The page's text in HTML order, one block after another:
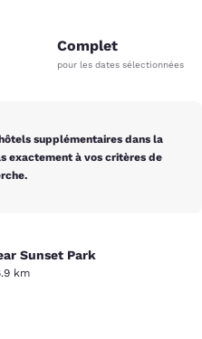
Complet
pour les dates sélectionnées
supplémentaires dans la
exactement à vos critères de
Park
Sunset Park
km
385 commentaires